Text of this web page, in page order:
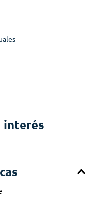
interés